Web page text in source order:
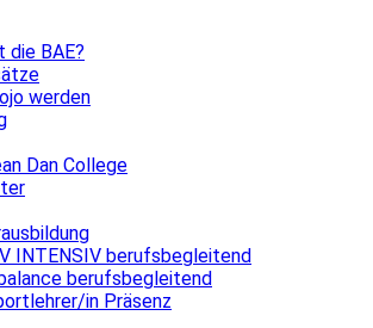
die BAE?
werden
Dan College
INTENSIV berufsbegleitend
berufsbegleitend
in Präsenz